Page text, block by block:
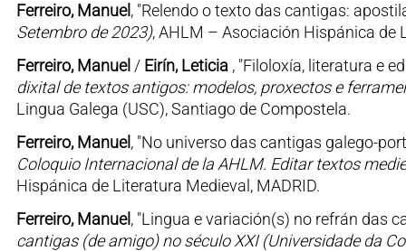
Ferreiro, Manuel, "Relendo o texto das cantigas:
Setembro de 2023), AHLM – Asociación Hispánica de
Ferreiro, Manuel / Eirín, Leticia , "Filoloxía, literatura e
dixital de textos antigos: modelos, proxectos e
Lingua Galega (USC), Santiago de Compostela.
Ferreiro, Manuel, "No universo das cantigas galego-
Coloquio Internacional de la AHLM. Editar textos
Hispánica de Literatura Medieval, MADRID.
Ferreiro, Manuel, "Lingua e variación(s) no refrán das
cantigas (de amigo) no século XXI (Universidade da